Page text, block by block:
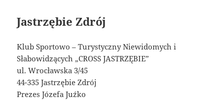
Jastrzębie Zdrój
Klub Sportowo – Turystyczny Niewidomych i
Słabowidzących „CROSS JASTRZĘBIE”
ul. Wrocławska 3/45
44-335 Jastrzębie Zdrój
Prezes Józefa Juźko